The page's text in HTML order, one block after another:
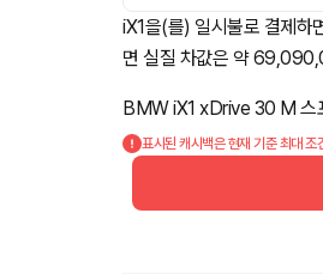
iX1을(를) 일시불로 결제
면 실질 차값은 약
BMW iX1 xDrive 30 M 스
표시된 캐시백은 현재 기준 최대 조